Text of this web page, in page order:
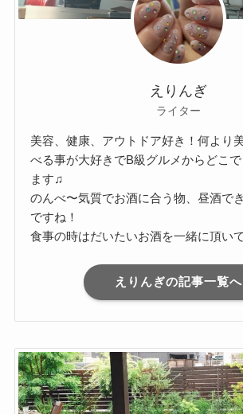
えりんぎ
ライター
美容、健康、アウトドア好き！何より
べる事が大好きでB級グルメからどこ
ます♫
のんべ〜気質でお酒に合う物、昼酒で
ですね！
食事の時はだいたいお酒を一緒に頂い
えりんぎの記事一覧へ